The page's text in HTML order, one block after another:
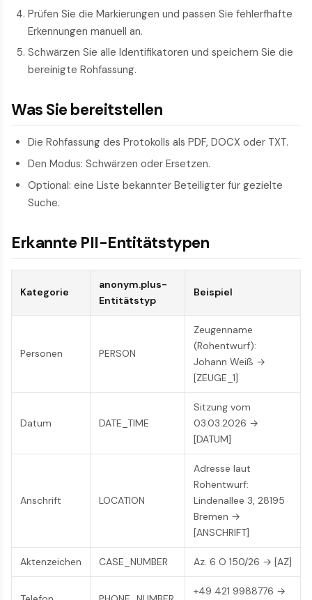
Prüfen Sie die Markierungen und passen Sie fehlerfhafte
Erkennungen manuell an.
Schwärzen Sie alle Identifikatoren und speichern Sie die
bereinigte Rohfassung.
Was Sie bereitstellen
Die Rohfassung des Protokolls als PDF, DOCX oder TXT.
Den Modus: Schwärzen oder Ersetzen.
Optional: eine Liste bekannter Beteiligter für gezielte
Suche.
Erkannte PII-Entitätstypen
Kategorie
anonym.plus-
Entitätstyp
Beispiel
Personen PERSON
Zeugenname
(Rohentwurf):
Johann Weiß →
[ZEUGE_1]
Datum DATE_TIME
Sitzung vom
03.03.2026 →
[DATUM]
Anschrift LOCATION
Adresse laut
Rohentwurf:
Lindenallee 3, 28195
Bremen →
[ANSCHRIFT]
Aktenzeichen CASE_NUMBER Az. 6 O 150/26 → [AZ]
+49 421 9988776 →